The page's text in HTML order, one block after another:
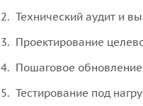
Технический аудит и
Проектирование
Пошаговое
Тестирование под